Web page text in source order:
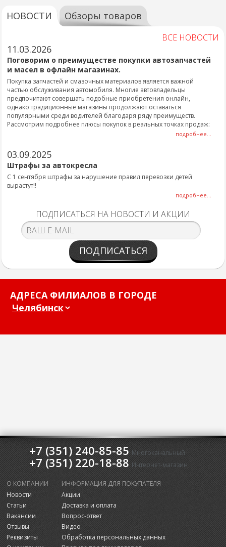
НОВОСТИ Обзоры товаров
ВСЕ НОВОСТИ
11.03.2026
Поговорим о преимуществе покупки автозапчастей
и масел в офлайн магазинах.
Покупка запчастей и смазочных материалов является важной
частью обслуживания автомобиля. Многие автовладельцы
предпочитают совершать подобные приобретения онлайн,
однако традиционные магазины продолжают оставаться
популярными среди водителей благодаря ряду преимуществ.
Рассмотрим подробнее плюсы покупок в реальных точках продаж:
подробнее...
03.09.2025
Штрафы за автокресла
С 1 сентября штрафы за нарушение правил перевозки детей
вырастут!!
подробнее...
ПОДПИСАТЬСЯ НА НОВОСТИ И АКЦИИ
ПОДПИСАТЬСЯ
АДРЕСА ФИЛИАЛОВ В ГОРОДЕ
+7 (351) 240-85-85 Многоканальный
+7 (351) 220-18-88 Интернет-магазин
О КОМПАНИИ
Новости
Статьи
Вакансии
Отзывы
Реквизиты
ИНФОРМАЦИЯ ДЛЯ ПОКУПАТЕЛЯ
Акции
Доставка и оплата
Вопрос-ответ
Видео
Обработка персональных данных